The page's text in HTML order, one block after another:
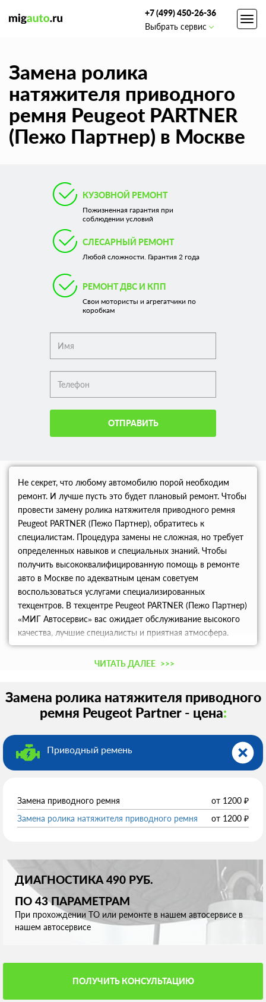
+7 (499) 450-26-36
Выбрать сервис
Замена ролика
натяжителя приводного
ремня Peugeot PARTNER
(Пежо Партнер) в Москве
КУЗОВНОЙ РЕМОНТ
Пожизненная гарантия при
соблюдении условий
СЛЕСАРНЫЙ РЕМОНТ
Любой сложности. Гарантия 2 года
РЕМОНТ ДВС И КПП
Свои мотористы и агрегатчики по
коробкам
ОТПРАВИТЬ
Не секрет, что любому автомобилю порой необходим
ремонт. И лучше пусть это будет плановый ремонт. Чтобы
провести замену ролика натяжителя приводного ремня
Peugeot PARTNER (Пежо Партнер), обратитесь к
специалистам. Процедура замены не сложная, но требует
определенных навыков и специальных знаний. Чтобы
получить высококвалифицированную помощь в ремонте
авто в Москве по адекватным ценам советуем
воспользоваться услугами специализированных
техцентров. В техцентре Peugeot PARTNER (Пежо Партнер)
«МИГ Автосервис» вас ожидает обслуживание высокого
качества, лучшие специалисты и приятная атмосфера.
Бесплатный высокоскоростной Wi-Fi и прекрасный кофе
скрасят ваше ожидание.ЧИТАТЬ ДАЛЕЕ >>>
Замена ролика натяжителя приводного
ремня Peugeot Partner - цена:
Приводный ремень
Замена приводного ремня от 1200 ₽
Замена ролика натяжителя приводного ремня
от 1200 ₽
ДИАГНОСТИКА 490 РУБ.
ПО 43 ПАРАМЕТРАМ
При прохождении ТО или ремонте в нашем автосервисе в
нашем автосервисе
ПОЛУЧИТЬ КОНСУЛЬТАЦИЮ